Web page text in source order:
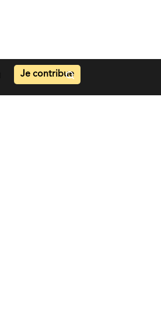
Je contribue